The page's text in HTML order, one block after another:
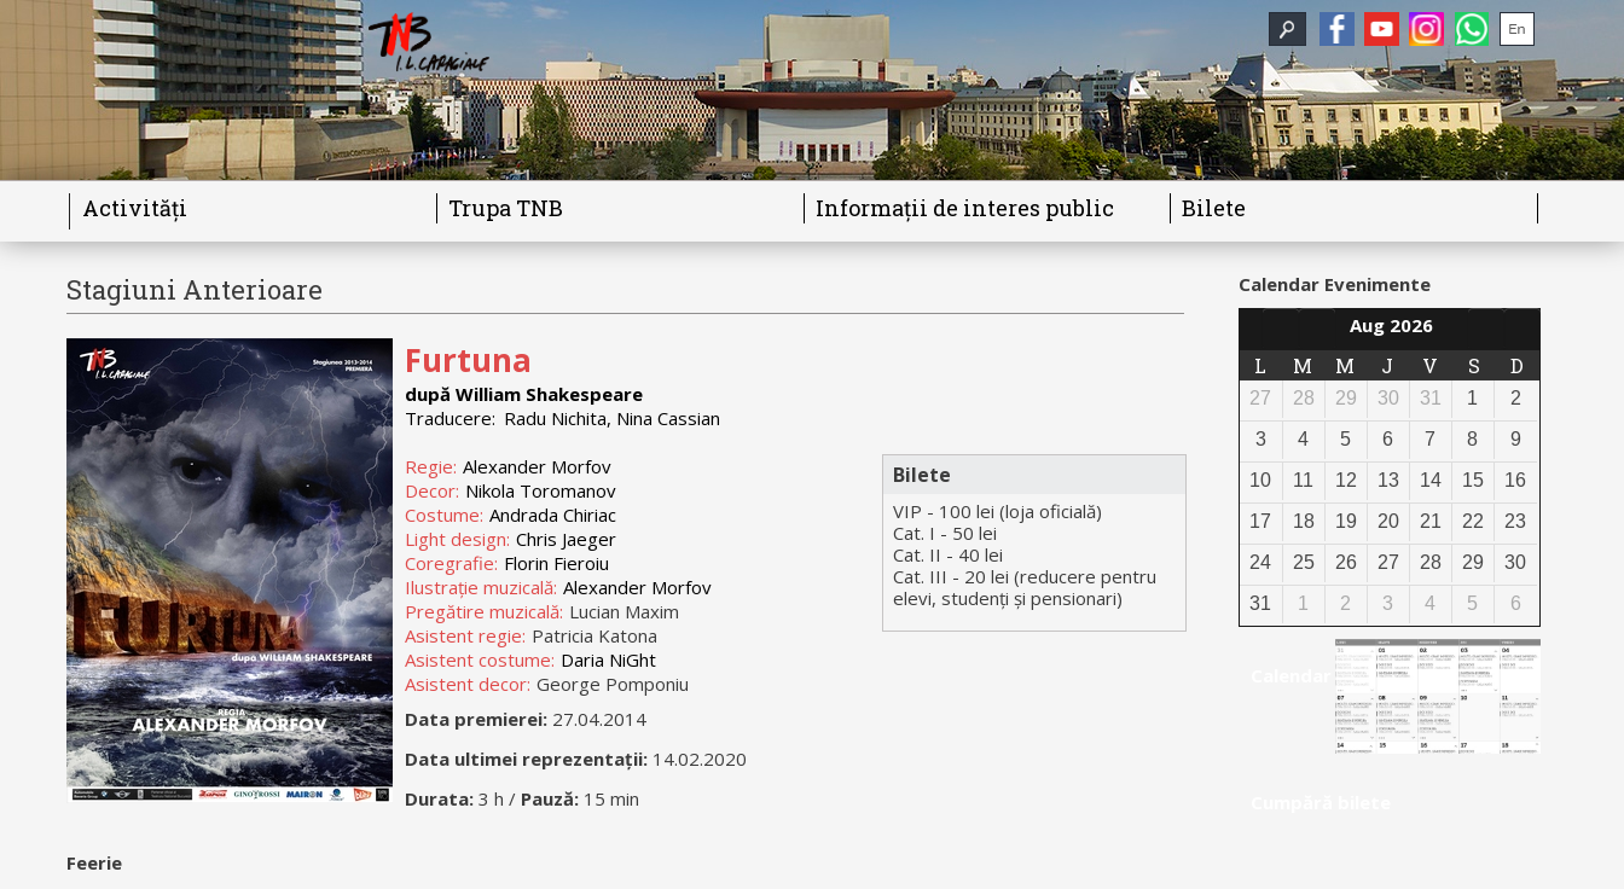
Activități Trupa TNB Informații de interes public Bilete
Stagiuni Anterioare
Furtuna
după William Shakespeare
Traducere: Radu Nichita, Nina Cassian
Regie: Alexander Morfov
Decor: Nikola Toromanov
Costume: Andrada Chiriac
Light design: Chris Jaeger
Coregrafie: Florin Fieroiu
Ilustrație muzicală: Alexander Morfov
Pregătire muzicală: Lucian Maxim
Asistent regie: Patricia Katona
Asistent costume: Daria NiGht
Asistent decor: George Pomponiu
Data premierei: 27.04.2014
Data ultimei reprezentații: 14.02.2020
Durata: 3 h / Pauză: 15 min
Bilete
VIP - 100 lei (loja oficială)
Cat. I - 50 lei
Cat. II - 40 lei
Cat. III - 20 lei (reducere pentru
elevi, studenți și pensionari)
Feerie
Calendar Evenimente
Aug 2026
L M M J V S D
27 28 29 30 31 1
2
3
4 5 6 7 8
9
10
11 12 13 14 15
16
17
18 19 20 21 22
23
24
25 26 27 28 29
30
31
1 2 3 4 5 6